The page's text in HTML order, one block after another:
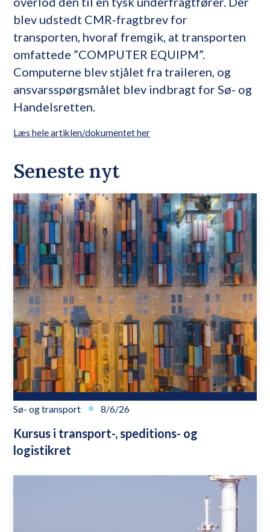
blev udstedt CMR-fragtbrev for
transporten, hvoraf fremgik, at transporten
omfattede ”COMPUTER EQUIPM”.
Computerne blev stjålet fra traileren, og
ansvarsspørgsmålet blev indbragt for Sø- og
Handelsretten.
Læs hele artiklen/dokumentet her
Seneste nyt
Sø- og transport 8/6/26
Kursus i transport-, speditions- og
logistikret